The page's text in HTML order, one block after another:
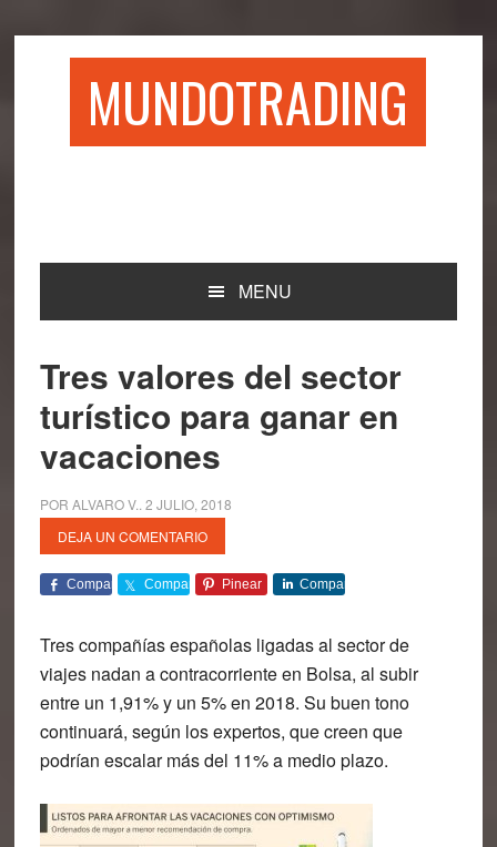
MUNDOTRADING
MENU
Tres valores del sector
turístico para ganar en
vacaciones
POR ALVARO V. 2 JULIO, 2018
DEJA UN COMENTARIO
Comparte Comparte Pinear Comparte
Tres compañías españolas ligadas al sector de
viajes nadan a contracorriente en Bolsa, al subir
entre un 1,91% y un 5% en 2018. Su buen tono
continuará, según los expertos, que creen que
podrían escalar más del 11% a medio plazo.